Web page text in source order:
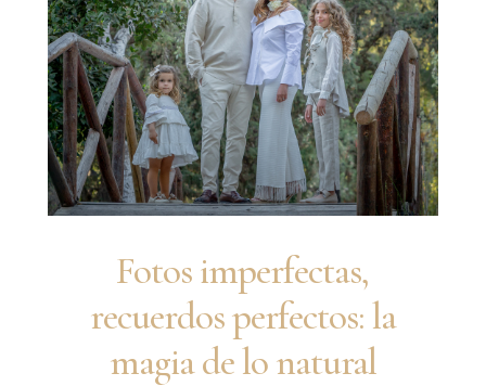
Fotos imperfectas,
recuerdos perfectos: la
magia de lo natural